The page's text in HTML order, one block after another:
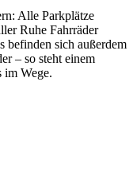
Alle Parkplätze
Ruhe Fahrräder
befinden sich außerdem
– so steht einem
im Wege.